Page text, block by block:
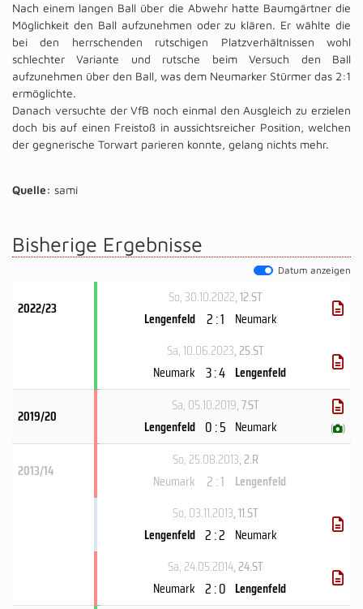
Nach einem langen Ball über die Abwehr hatte Baumgärtner die
Möglichkeit den Ball aufzunehmen oder zu klären. Er wählte die
bei den herrschenden rutschigen Platzverhältnissen wohl
schlechter Variante und rutsche beim Versuch den Ball
aufzunehmen über den Ball, was dem Neumarker Stürmer das 2:1
ermöglichte.
Danach versuchte der VfB noch einmal den Ausgleich zu erzielen
doch bis auf einen Freistoß in aussichtsreicher Position, welchen
der gegnerische Torwart parieren konnte, gelang nichts mehr.
Quelle: sami
Bisherige Ergebnisse
Datum anzeigen
2022/23
So, 30.10.2022, 12.ST
Lengenfeld 2 : 1 Neumark
Sa, 10.06.2023, 25.ST
Neumark 3 : 4 Lengenfeld
2019/20
Sa, 05.10.2019, 7.ST
Lengenfeld 0 : 5 Neumark ( )
2013/14
So, 25.08.2013, 2.R
Neumark
2 : 1 Lengenfeld
So, 03.11.2013, 11.ST
Lengenfeld 2 : 2 Neumark
Sa, 24.05.2014, 24.ST
Neumark 2 : 0 Lengenfeld